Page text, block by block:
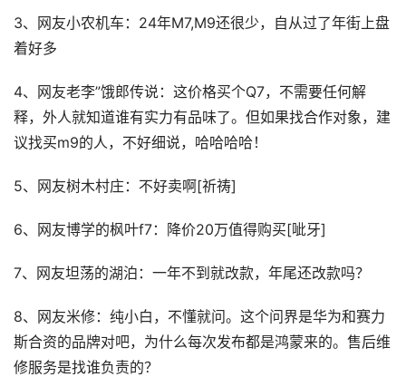
3、网友小农机车：24年M7,M9还很少，自从过了年街上盘
着好多
4、网友老李”饿郎传说：这价格买个Q7，不需要任何解
释，外人就知道谁有实力有品味了。但如果找合作对象，建
议找买m9的人，不好细说，哈哈哈哈！
5、网友树木村庄：不好卖啊[祈祷]
6、网友博学的枫叶f7：降价20万值得购买[呲牙]
7、网友坦荡的湖泊：一年不到就改款，年尾还改款吗？
8、网友米修：纯小白，不懂就问。这个问界是华为和赛力
斯合资的品牌对吧，为什么每次发布都是鸿蒙来的。售后维
修服务是找谁负责的？